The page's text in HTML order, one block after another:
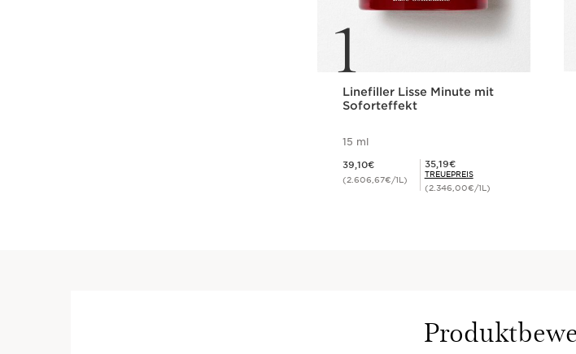
1
Linefiller Lisse Minute mit
Soforteffekt
15 ml
39,10€
(2.606,67€/1L)
Mitgliederpreis 35,19€
35,19€
TREUEPREIS
(2.346,00€/1L)